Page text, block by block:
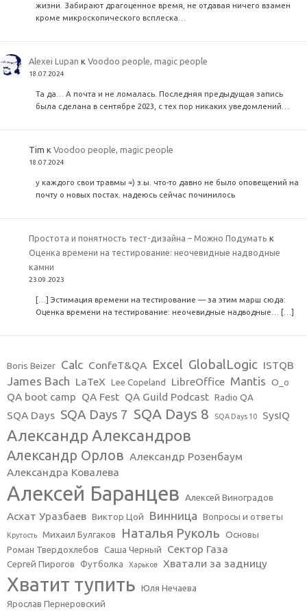
жизни. Забирают драгоценное время, не отдавая ничего взамен
кроме микроскопического всплеска…
Alexei Lupan кVoodoo people, magic people
18.07.2024
Та да… А почта и не ломалась. Последняя предыдущая запись
была сделана в сентябре 2023, с тех пор никаких уведомлений…
Tim кVoodoo people, magic people
18.07.2024
у каждого свои травмы =) з.ы. что-то давно не было оповещений на
почту о новых постах. надеюсь сейчас починилось
Простота и понятность тест-дизайна – Можно Подумать к
Оценка времени на тестирование: неочевидные надводные
камни
23.09.2023
[…] Эстимация времени на тестирование — за этим марш сюда:
Оценка времени на тестирование: неочевидные надводные… […]
Boris Beizer Calc ConfeT&QA Excel GlobalLogic ISTQB
James Bach LaTeX Lee Copeland LibreOffice Mantis O_o
QA boot camp QA Fest QA Guild Podcast Radio QA
SQA Days SQA Days 7 SQA Days 8 SQA Days 10 SysIQ
Александр Александров
Александр Орлов Александр Розенбаум
Александра Ковалева
Алексей Баранцев Алексей Виноградов
Асхат Уразбаев Виктор Цой Винница Вопросы и ответы
Крутость Михаил Булгаков Наталья Руколь Основы
Роман Твердохлебов Саша Черный Сектор Газа
Сергей Пирогов Футболка Харьков Хватали за задницу
Хватит тупить Юля Нечаева
Ярослав Пернеровский